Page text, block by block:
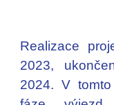
Realizace
2023,
2024. V